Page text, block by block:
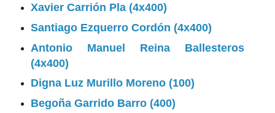
Xavier Carrión Pla (4x400)
Santiago Ezquerro Cordón (4x400)
Antonio Manuel Reina Ballesteros
(4x400)
Digna Luz Murillo Moreno (100)
Begoña Garrido Barro (400)